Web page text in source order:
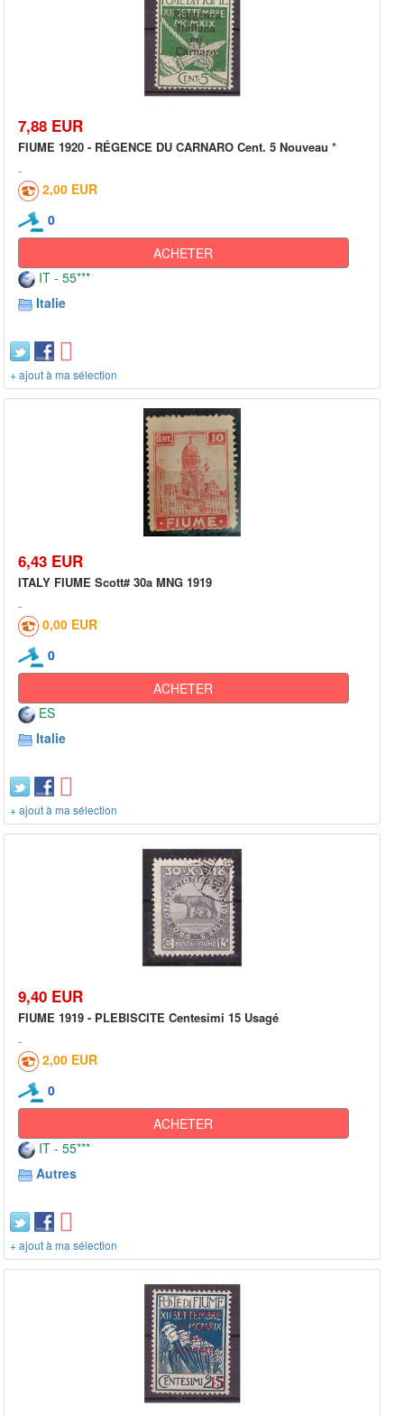
7,88 EUR
FIUME 1920 - RÉGENCE DU CARNARO Cent. 5 Nouveau *
2,00 EUR
0
ACHETER
IT - 55***
Italie
+ ajout à ma sélection
6,43 EUR
ITALY FIUME Scott# 30a MNG 1919
0,00 EUR
0
ACHETER
ES
Italie
+ ajout à ma sélection
9,40 EUR
FIUME 1919 - PLEBISCITE Centesimi 15 Usagé
2,00 EUR
0
ACHETER
IT - 55***
Autres
+ ajout à ma sélection